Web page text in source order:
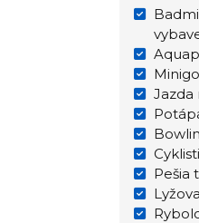
Jazda
Pešia